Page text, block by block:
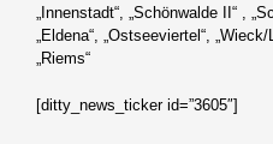
„Innenstadt“, „Schönwalde II“ ,
„Eldena“, „Ostseeviertel“,
„Riems“
[ditty_news_ticker id=”3605″]